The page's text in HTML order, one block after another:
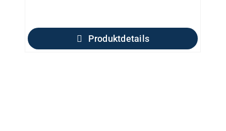
Produktdetails